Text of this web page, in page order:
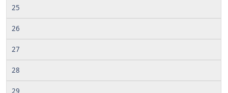
25
26
27
28
29